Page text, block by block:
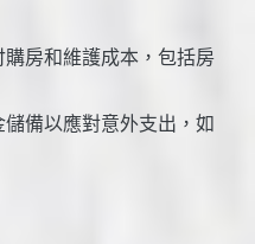
房和維護成本，包括房
備以應對意外支出，如